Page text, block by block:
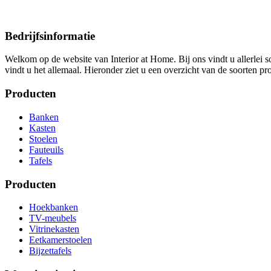
Bedrijfsinformatie
Welkom op de website van Interior at Home. Bij ons vindt u allerlei
vindt u het allemaal. Hieronder ziet u een overzicht van de soorten
Producten
Banken
Kasten
Stoelen
Fauteuils
Tafels
Producten
Hoekbanken
TV-meubels
Vitrinekasten
Eetkamerstoelen
Bijzettafels